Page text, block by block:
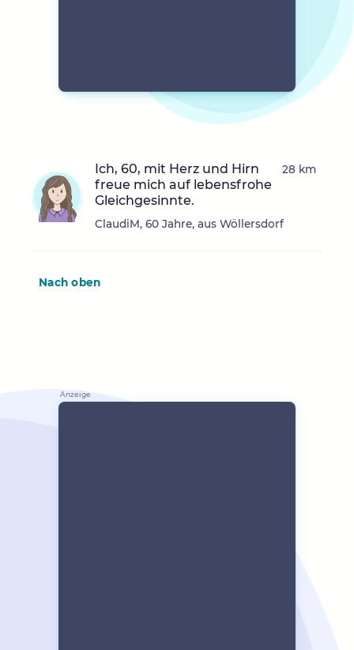
Ich, 60, mit Herz und Hirn
freue mich auf lebensfrohe
Gleichgesinnte.
ClaudiM, 60 Jahre, aus Wöllersdorf
28 km
Nach oben